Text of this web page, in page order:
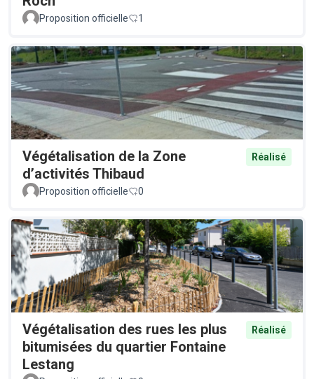
Proposition officielle 1
Végétalisation de la Zone
d’activités Thibaud
Réalisé
Proposition officielle 0
Végétalisation des rues les plus
bitumisées du quartier Fontaine
Lestang
Réalisé